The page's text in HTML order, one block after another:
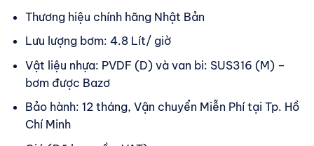
Thương hiệu chính hãng Nhật Bản
Lưu lượng bơm: 4.8 Lít/ giờ
Vật liệu nhựa: PVDF (D) và van bi: SUS316 (M) –
bơm được Bazơ
Bảo hành: 12 tháng, Vận chuyển Miễn Phí tại Tp. Hồ
Chí Minh